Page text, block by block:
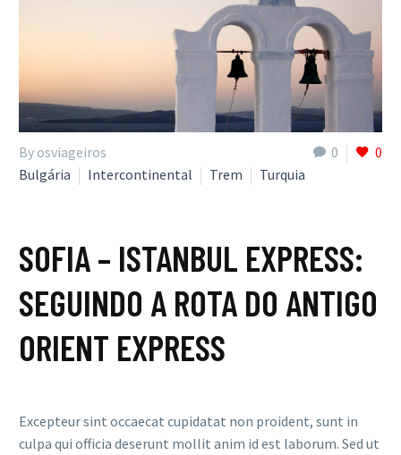
0 0
By osviageiros
Bulgária
Intercontinental Trem Turquia
SOFIA – ISTANBUL EXPRESS:
SEGUINDO A ROTA DO ANTIGO
ORIENT EXPRESS
Excepteur sint occaecat cupidatat non proident, sunt in
culpa qui officia deserunt mollit anim id est laborum. Sed ut